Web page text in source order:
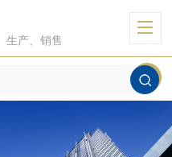
生产、销售